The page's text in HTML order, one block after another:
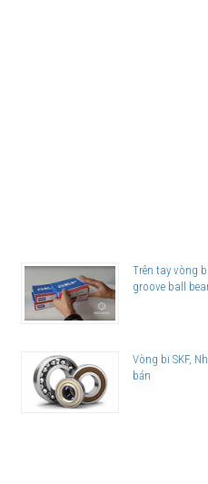
Trên tay vòng
groove ball
Vòng bi SKF,
bản